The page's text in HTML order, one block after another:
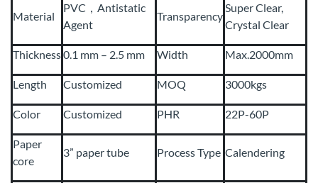
Material
PVC，Antistatic
Agent
Transparency
Super Clear,
Crystal Clear
Thickness0.1 mm – 2.5 mm Width Max.2000mm
Length Customized MOQ 3000kgs
Color Customized PHR 22P-60P
Paper
core
3” paper tube Process Type Calendering